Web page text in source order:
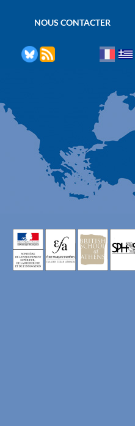
NOUS CONTACTER